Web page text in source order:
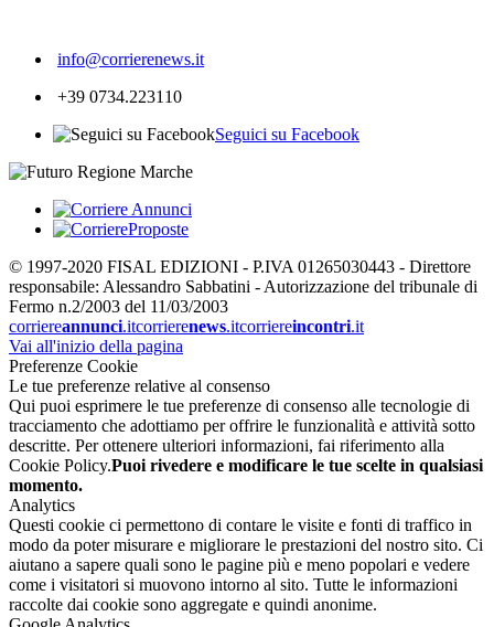
info@corrierenews.it
+39 0734.223110
Seguici su Facebook
© 1997-2020 FISAL EDIZIONI - P.IVA 01265030443 - Direttore
responsabile: Alessandro Sabbatini - Autorizzazione del tribunale di
Fermo n.2/2003 del 11/03/2003
corriereannunci.itcorrierenews.itcorriereincontri.it
Vai all'inizio della pagina
Preferenze Cookie
Le tue preferenze relative al consenso
Qui puoi esprimere le tue preferenze di consenso alle tecnologie di
tracciamento che adottiamo per offrire le funzionalità e attività sotto
descritte. Per ottenere ulteriori informazioni, fai riferimento alla
Cookie Policy.Puoi rivedere e modificare le tue scelte in qualsiasi
momento.
Analytics
Questi cookie ci permettono di contare le visite e fonti di traffico in
modo da poter misurare e migliorare le prestazioni del nostro sito. Ci
aiutano a sapere quali sono le pagine più e meno popolari e vedere
come i visitatori si muovono intorno al sito. Tutte le informazioni
raccolte dai cookie sono aggregate e quindi anonime.